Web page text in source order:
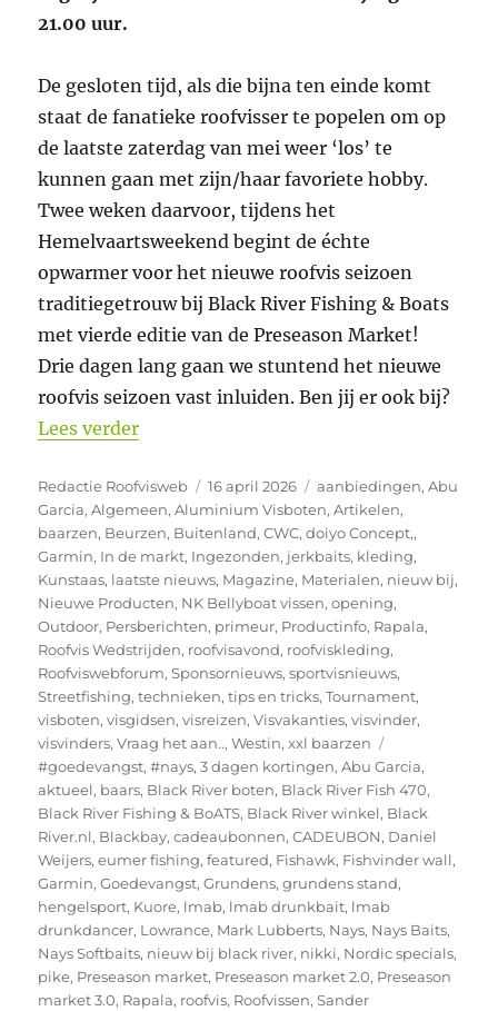
21.00 uur.
De gesloten tijd, als die bijna ten einde komt
staat de fanatieke roofvisser te popelen om op
de laatste zaterdag van mei weer ‘los’ te
kunnen gaan met zijn/haar favoriete hobby.
Twee weken daarvoor, tijdens het
Hemelvaartsweekend begint de échte
opwarmer voor het nieuwe roofvis seizoen
traditiegetrouw bij Black River Fishing & Boats
met vierde editie van de Preseason Market!
Drie dagen lang gaan we stuntend het nieuwe
roofvis seizoen vast inluiden. Ben jij er ook bij?
Lees verder“4e Preseason Market bij Black River
Auteur
Redactie Roofvisweb
Geplaatst
op
16 april 2026 Categorieën
aanbiedingen,Abu
Garcia,Algemeen,Aluminium Visboten,Artikelen,
baarzen, Beurzen, Buitenland,CWC,doiyo Concept,,
Garmin, In de markt, Ingezonden, jerkbaits, kleding,
Kunstaas, laatste nieuws, Magazine, Materialen, nieuw bij,
Nieuwe Producten, NK Bellyboat vissen,opening,
Outdoor, Persberichten, primeur, Productinfo, Rapala,
Roofvis Wedstrijden, roofvisavond, roofviskleding,
Roofviswebforum,Sponsornieuws,sportvisnieuws,
Streetfishing,technieken,tips en tricks,Tournament,
visboten,visgidsen,visreizen,Visvakanties,visvinder,
visvinders,Vraag het aan..,Westin,xxl baarzen
#goedevangst,#nays,3 dagen kortingen,Abu Garcia,
aktueel, baars, Black River boten, Black River Fish 470,
Black River Fishing & BoATS, Black River winkel, Black
River.nl, Blackbay,cadeaubonnen,CADEUBON, Daniel
Weijers,eumer fishing,featured, Fishawk, Fishvinder wall,
Garmin,Goedevangst,Grundens,grundens stand,
hengelsport, Kuore, lmab, lmab drunkbait, lmab
drunkdancer, Lowrance, Mark Lubberts, Nays, Nays Baits,
Nays Softbaits, nieuw bij black river, nikki, Nordic specials,
pike, Preseason market, Preseason market 2.0, Preseason
market 3.0, Rapala, roofvis, Roofvissen,Sander